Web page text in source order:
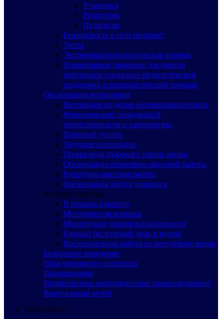
Учащимся
Родителям
Педагогам
Безопасность в сети интернет
Тесты
Экстренная психологическая помощь
Нормативные правовые документы
работников социально-педагогической
поддержки и психологической помощи
Организация воспитания
Инспекция по делам несовершеннолетних
Формирование гражданской
ответственности и патриотизма
Правовой уголок
Трудовое воспитание
Пропаганда здорового образа жизни
Организация спортивно-массовой работы
Культурно-массовая работа
Организация досуга учащихся
Кабинет куратора
В помощь куратору
Методическая копилка
Мониторинг уровня воспитанности
Единый бесплатный день в музеях
Воспитательная работа во внеучебное время
Безопасное поведение
Объединения по интересам
Планирование
Профилактика коррупционных правонарушений
Виртуальный музей
Абитуриенту